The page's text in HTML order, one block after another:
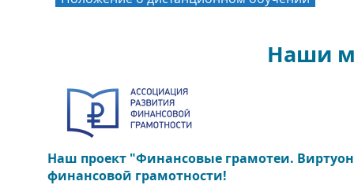
Наши
Наш проект "Финансовые грамотеи.
финансовой грамотности!